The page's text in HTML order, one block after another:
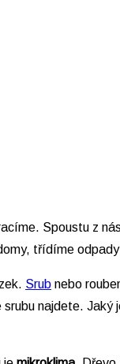
Spoustu z
třídíme
Srub nebo
najdete.